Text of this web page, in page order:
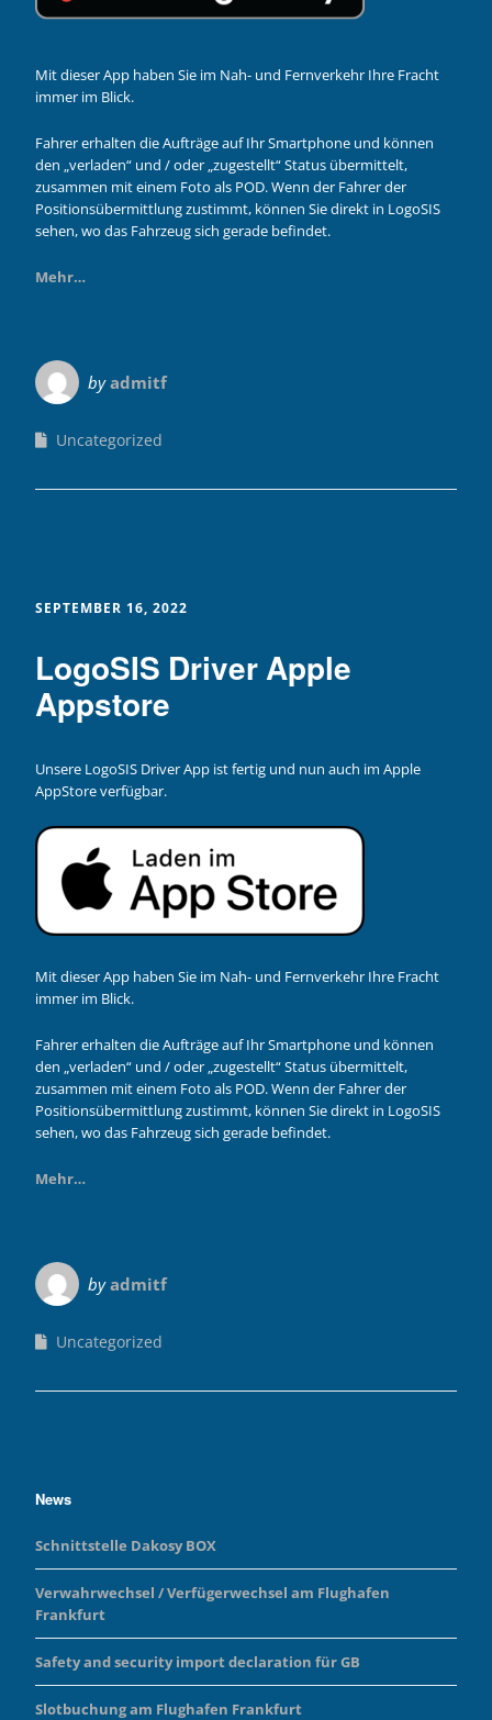
Mit dieser App haben Sie im Nah- und Fernverkehr Ihre Fracht
immer im Blick.
Fahrer erhalten die Aufträge auf Ihr Smartphone und können
den „verladen“ und / oder „zugestellt“ Status übermittelt,
zusammen mit einem Foto als POD. Wenn der Fahrer der
Positionsübermittlung zustimmt, können Sie direkt in LogoSIS
sehen, wo das Fahrzeug sich gerade befindet.
Mehr…
byadmitf
Uncategorized
SEPTEMBER 16, 2022
LogoSIS Driver Apple
Appstore
Unsere LogoSIS Driver App ist fertig und nun auch im Apple
AppStore verfügbar.
Mit dieser App haben Sie im Nah- und Fernverkehr Ihre Fracht
immer im Blick.
Fahrer erhalten die Aufträge auf Ihr Smartphone und können
den „verladen“ und / oder „zugestellt“ Status übermittelt,
zusammen mit einem Foto als POD. Wenn der Fahrer der
Positionsübermittlung zustimmt, können Sie direkt in LogoSIS
sehen, wo das Fahrzeug sich gerade befindet.
Mehr…
byadmitf
Uncategorized
News
Schnittstelle Dakosy BOX
Verwahrwechsel / Verfügerwechsel am Flughafen
Frankfurt
Safety and security import declaration für GB
Slotbuchung am Flughafen Frankfurt